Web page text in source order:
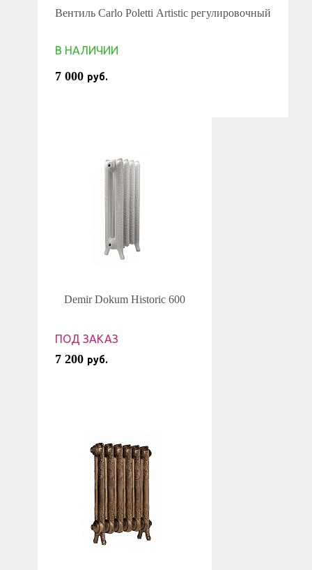
Вентиль Carlo Poletti Artistic регулировочный
В НАЛИЧИИ
7 000 руб.
Demir Dokum Historic 600
ПОД ЗАКАЗ
7 200 руб.